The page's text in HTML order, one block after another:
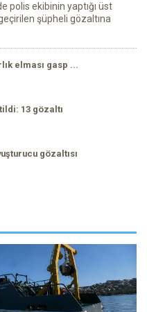
polis ekibinin yaptığı üst
şüpheli gözaltına
elması gasp ...
13 gözaltı
gözaltısı